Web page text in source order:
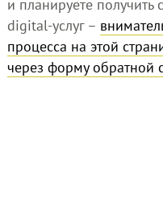
и планируете
digital-услуг –
процесса на этой
через форму обратной